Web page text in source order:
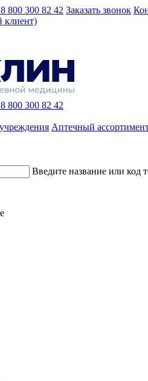
800 300 82 42 Заказать звонок
клиент)
800 300 82 42
Аптечный
Введите название или код